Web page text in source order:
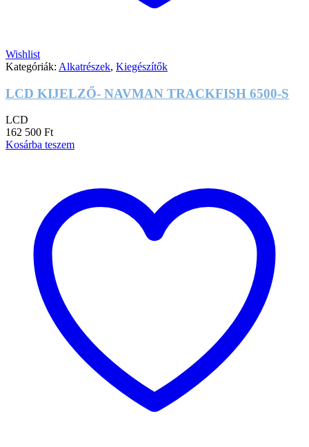
Wishlist
Kategóriák: Alkatrészek, Kiegészítők
LCD KIJELZŐ- NAVMAN TRACKFISH 6500-S
LCD
162 500 Ft
Kosárba teszem